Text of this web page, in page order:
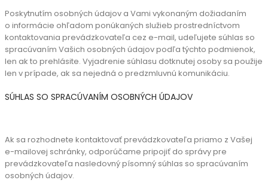
Poskytnutím osobných údajov a Vami vykonaným dožiadaním
o informácie ohľadom ponúkaných služieb prostredníctvom
kontaktovania prevádzkovateľa cez e-mail, udeľujete súhlas so
spracúvaním Vašich osobných údajov podľa týchto podmienok,
len ak to prehlásite. Vyjadrenie súhlasu dotknutej osoby sa použije
len v prípade, ak sa nejedná o predzmluvnú komunikáciu.
SÚHLAS SO SPRACÚVANÍM OSOBNÝCH ÚDAJOV
Ak sa rozhodnete kontaktovať prevádzkovateľa priamo z Vašej
e-mailovej schránky, odporúčame pripojiť do správy pre
prevádzkovateľa nasledovný písomný súhlas so spracúvaním
osobných údajov.